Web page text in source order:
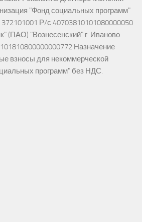
"Фонд социальных программ"
Р/с 40703810101080000050
(ПАО) "Вознесенский" г. Иваново
Назначение
взносы для некоммерческой
программ" без НДС.